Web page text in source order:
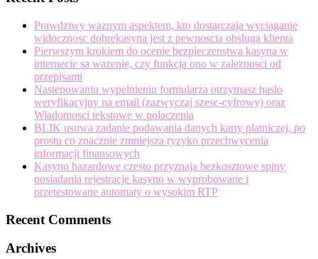
Prawdziwy waznym aspektem, kto dostarczaja wyciaganie
widocznosc dobrekasyna jest z pewnoscia obsluga klienta
Pierwszym krokiem do ocenie bezpieczenstwa kasyna w
internecie sa wazenie, czy funkcja ono w zaleznosci od
przepisami
Nastepowaniu wypelnieniu formularza otrzymasz haslo
weryfikacyjny na email (zazwyczaj szesc-cyfrowy) oraz
Wiadomosci tekstowe w polaczenia
BLIK usuwa zadanie podawania danych karty platniczej, po
prostu co znacznie zmniejsza ryzyko przechwycenia
informacji finansowych
Kasyno hazardowe czesto przyznaja bezkosztowe spiny
posiadania rejestracje kasyno w wyprobowane i
przetestowane automaty o wysokim RTP
Recent Comments
Archives